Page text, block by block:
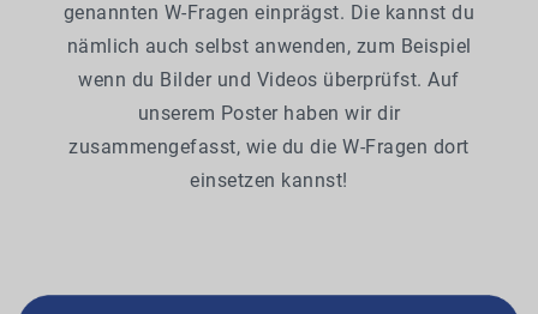
genannten W-Fragen einprägst. Die kannst du
nämlich auch selbst anwenden, zum Beispiel
wenn du Bilder und Videos überprüfst. Auf
unserem Poster haben wir dir
zusammengefasst, wie du die W-Fragen dort
einsetzen kannst!